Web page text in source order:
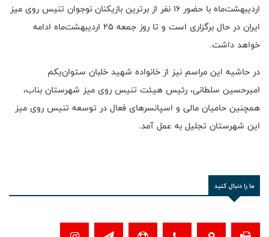
اردیبهشت‌ماه با حضور ۱۶ نفر از برترین بازیکنان نوجوان تنیس روی میز
ایران در حال برگزاری است و تا روز جمعه ۲۵ اردیبهشت‌ماه ادامه
خواهد داشت.
در حاشیه این مراسم نیز از خانواده شهید خلبان ستوان‌یکم
امیرحسین سلطانی، رئیس هیئت تنیس روی میز شهرستان بناب،
همچنین حامیان مالی و اسپانسرهای فعال در توسعه تنیس روی میز
این شهرستان تجلیل به عمل آمد.
ما را دنبال کنید